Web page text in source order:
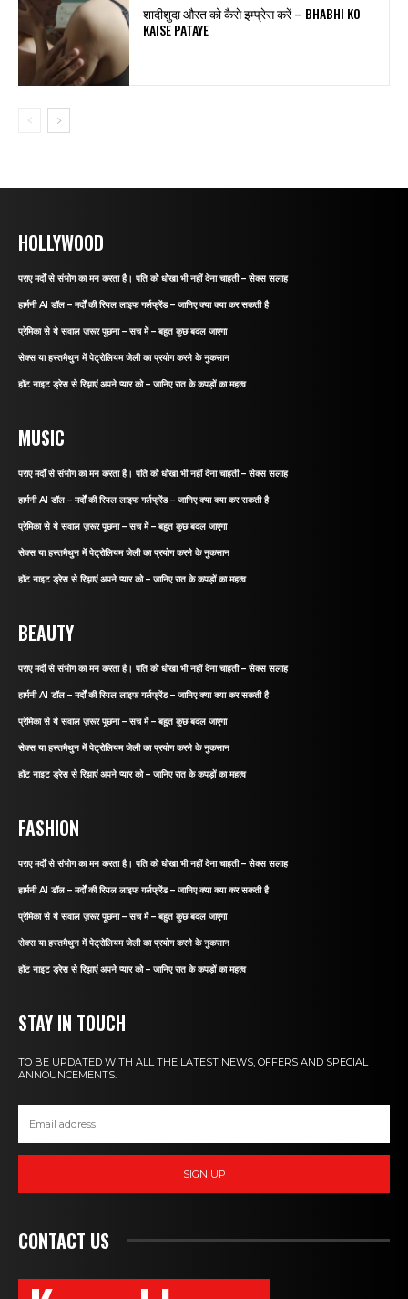
शादीशुदा औरत को कैसे इम्प्रेस करें – BHABHI KO
KAISE PATAYE
HOLLYWOOD
पराए मर्दों से संभोग का मन करता है। पति को धोखा भी नहीं देना चाहती – सेक्स सलाह
हार्मनी AI डॉल – मर्दों की रियल लाइफ गर्लफ्रेंड – जानिए क्या क्या कर सकती है
प्रेमिका से ये सवाल ज़रूर पूछना – सच में – बहुत कुछ बदल जाएगा
सेक्स या हस्तमैथुन में पेट्रोलियम जेली का प्रयोग करने के नुकसान
हॉट नाइट ड्रेस से रिझाएं अपने प्यार को – जानिए रात के कपड़ों का महत्व
MUSIC
पराए मर्दों से संभोग का मन करता है। पति को धोखा भी नहीं देना चाहती – सेक्स सलाह
हार्मनी AI डॉल – मर्दों की रियल लाइफ गर्लफ्रेंड – जानिए क्या क्या कर सकती है
प्रेमिका से ये सवाल ज़रूर पूछना – सच में – बहुत कुछ बदल जाएगा
सेक्स या हस्तमैथुन में पेट्रोलियम जेली का प्रयोग करने के नुकसान
हॉट नाइट ड्रेस से रिझाएं अपने प्यार को – जानिए रात के कपड़ों का महत्व
BEAUTY
पराए मर्दों से संभोग का मन करता है। पति को धोखा भी नहीं देना चाहती – सेक्स सलाह
हार्मनी AI डॉल – मर्दों की रियल लाइफ गर्लफ्रेंड – जानिए क्या क्या कर सकती है
प्रेमिका से ये सवाल ज़रूर पूछना – सच में – बहुत कुछ बदल जाएगा
सेक्स या हस्तमैथुन में पेट्रोलियम जेली का प्रयोग करने के नुकसान
हॉट नाइट ड्रेस से रिझाएं अपने प्यार को – जानिए रात के कपड़ों का महत्व
FASHION
पराए मर्दों से संभोग का मन करता है। पति को धोखा भी नहीं देना चाहती – सेक्स सलाह
हार्मनी AI डॉल – मर्दों की रियल लाइफ गर्लफ्रेंड – जानिए क्या क्या कर सकती है
प्रेमिका से ये सवाल ज़रूर पूछना – सच में – बहुत कुछ बदल जाएगा
सेक्स या हस्तमैथुन में पेट्रोलियम जेली का प्रयोग करने के नुकसान
हॉट नाइट ड्रेस से रिझाएं अपने प्यार को – जानिए रात के कपड़ों का महत्व
STAY IN TOUCH
TO BE UPDATED WITH ALL THE LATEST NEWS, OFFERS AND SPECIAL
ANNOUNCEMENTS.
SIGN UP
CONTACT US